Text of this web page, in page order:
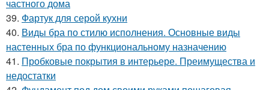
частного дома
39. Фартук для серой кухни
40. Виды бра по стилю исполнения. Основные виды
настенных бра по функциональному назначению
41. Пробковые покрытия в интерьере. Преимущества и
недостатки